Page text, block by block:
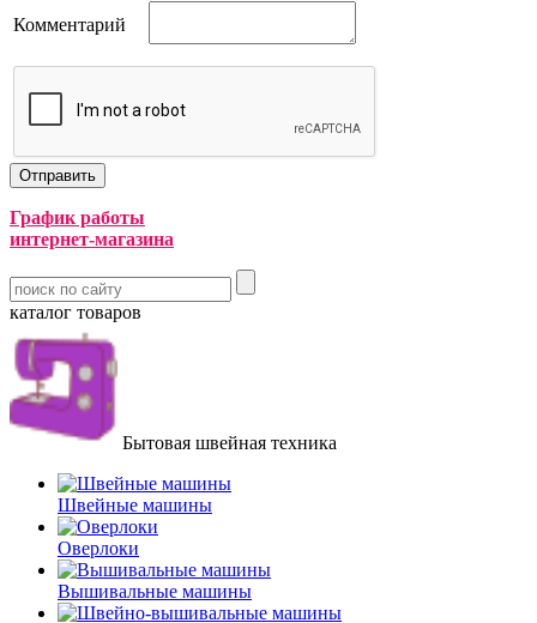
Комментарий
График работы
интернет-магазина
каталог товаров
Бытовая швейная техника
Швейные машины
Оверлоки
Вышивальные машины